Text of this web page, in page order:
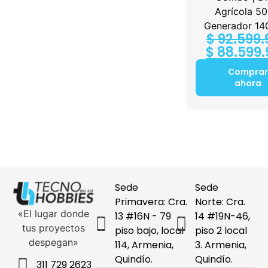
Agrícola
Generador
$
$
Comprar
ahora
«El lugar donde
tus proyectos
despegan»
311 729 2623
Sede
Primavera: Cra.
13 #16N - 79
piso bajo, local
114, Armenia,
Quindío.
Sede
Norte: Cra.
14 #19N-46,
piso 2 local
3. Armenia,
Quindío.